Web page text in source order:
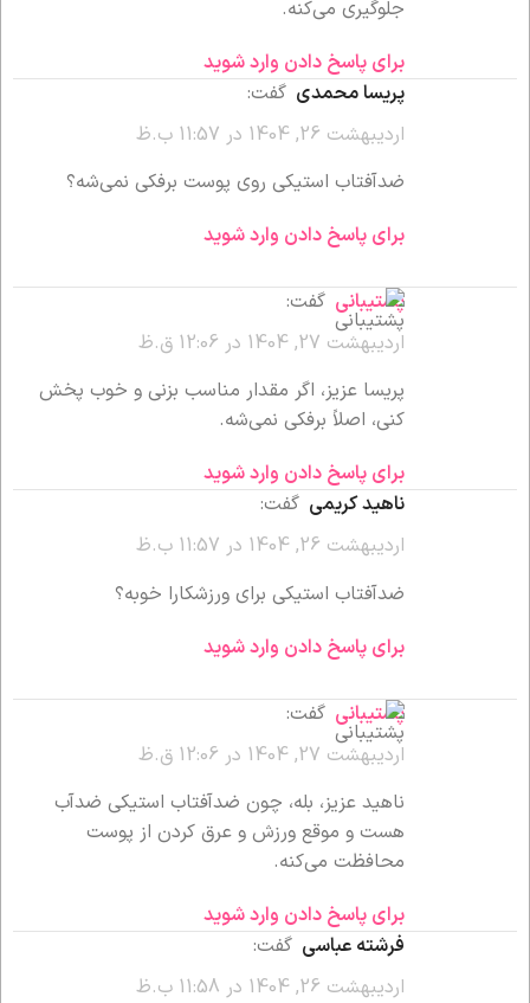
جلوگیری می‌کنه.
برای پاسخ دادن وارد شوید
پریسا محمدی گفت:
اردیبهشت 26, 1404 در 11:57 ب.ظ
ضدآفتاب استیکی روی پوست برفکی نمی‌شه؟
برای پاسخ دادن وارد شوید
پشتیبانی گفت:
اردیبهشت 27, 1404 در 12:06 ق.ظ
پریسا عزیز، اگر مقدار مناسب بزنی و خوب پخش
کنی، اصلاً برفکی نمی‌شه.
برای پاسخ دادن وارد شوید
ناهید کریمی گفت:
اردیبهشت 26, 1404 در 11:57 ب.ظ
ضدآفتاب استیکی برای ورزشکارا خوبه؟
برای پاسخ دادن وارد شوید
پشتیبانی گفت:
اردیبهشت 27, 1404 در 12:06 ق.ظ
ناهید عزیز، بله، چون ضدآفتاب استیکی ضدآب
هست و موقع ورزش و عرق کردن از پوست
محافظت می‌کنه.
برای پاسخ دادن وارد شوید
فرشته عباسی گفت:
اردیبهشت 26, 1404 در 11:58 ب.ظ